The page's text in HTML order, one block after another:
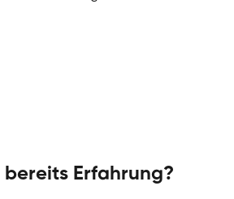
bereits Erfahrung?